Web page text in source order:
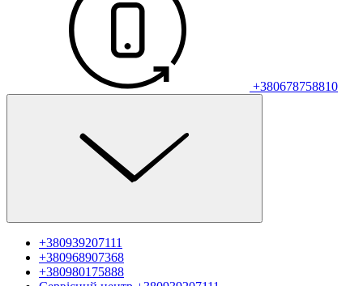
+380678758810
+380939207111
+380968907368
+380980175888